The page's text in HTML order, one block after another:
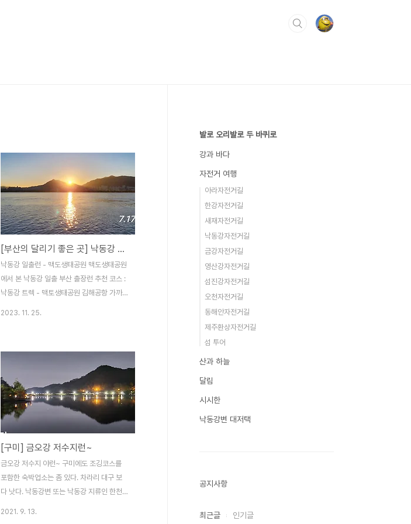
[부산의 달리기 좋은 곳] 낙동강 일출런 - 맥도생태공원
낙동강 일출런 - 맥도생태공원 맥도생태공원
에서 본 낙동강 일출 부산 출장런 추천 코스 :
낙동강 트렉 - 맥토생태공원 김해공항 가까
이딩이나 걷기 또는 달리기 좋은 곳이다. 출
장길이라 일단 라이딩은 제외하자. 낙동강 트
레킹을 하자면 낙동강 하구둑으로부터 수원
지인 안동까지 길은 죽 이어져 있으니 시간만
무한정 있다면 코스 걱정할 일은 없다. 다만
체력과 업무시간을 감안하여 아침에 걷자면
서부산 유통단지에서 맥도생태공원까지 왕복
하는 것이 최선이다. 차를 타고 간다면 을숙
도 공원을 한 바퀴 돌고 올 수도 있겠지만 낙
동강 양 옆의 공항로는 이..
2023. 11. 25.
[구미] 금오강 저수지런~
금오강 저수지 야런~ 구미에도 조깅코스를
포함한 숙박업소는 좀 있다. 차라리 대구 보
다 낫다. 낙동강변 또는 낙동강 지류인 한천
2021. 9. 13.
발로 오리발로 두 바퀴로
강과 바다
자전거 여행
아라자전거길
한강자전거길
새재자전거길
낙동강자전거길
금강자전거길
영산강자전거길
섬진강자전거길
오천자전거길
동해안자전거길
제주환상자전거길
섬 투어
산과 하늘
달림
시시한
낙동강변 대저택
공지사항
최근글 인기글